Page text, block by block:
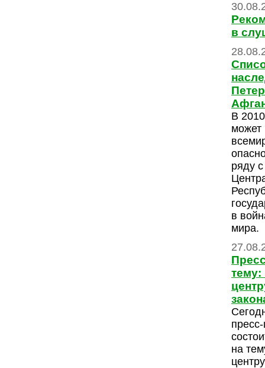
в
В
может
ряду
в
мира.
на